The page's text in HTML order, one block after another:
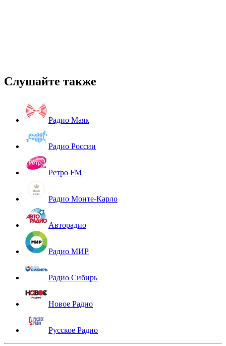
Слушайте также
Радио Маяк
Радио России
Ретро FM
Радио Монте-Карло
Авторадио
Радио МИР
Радио Сибирь
Новое Радио
Русское Радио